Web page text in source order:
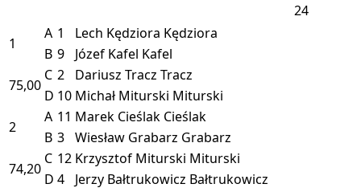
24
1
A 1 Lech Kędziora Kędziora
B 9 Józef Kafel Kafel
75,00
C 2 Dariusz Tracz Tracz
D 10 Michał Miturski Miturski
2
A 11 Marek Cieślak Cieślak
B 3 Wiesław Grabarz Grabarz
74,20
C 12 Krzysztof Miturski Miturski
D 4 Jerzy Bałtrukowicz Bałtrukowicz